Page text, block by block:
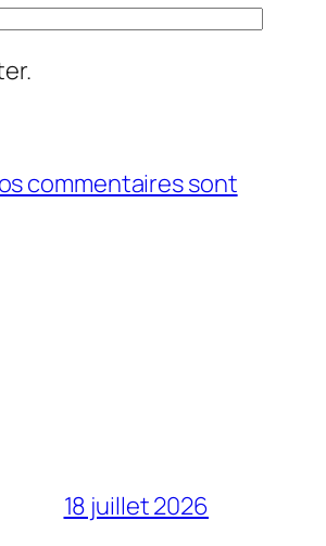
commentaires sont
18 juillet 2026